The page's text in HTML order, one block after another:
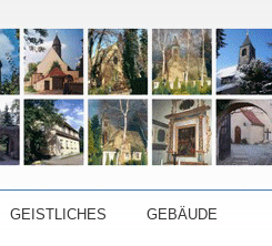
GEISTLICHES
GEBÄUDE